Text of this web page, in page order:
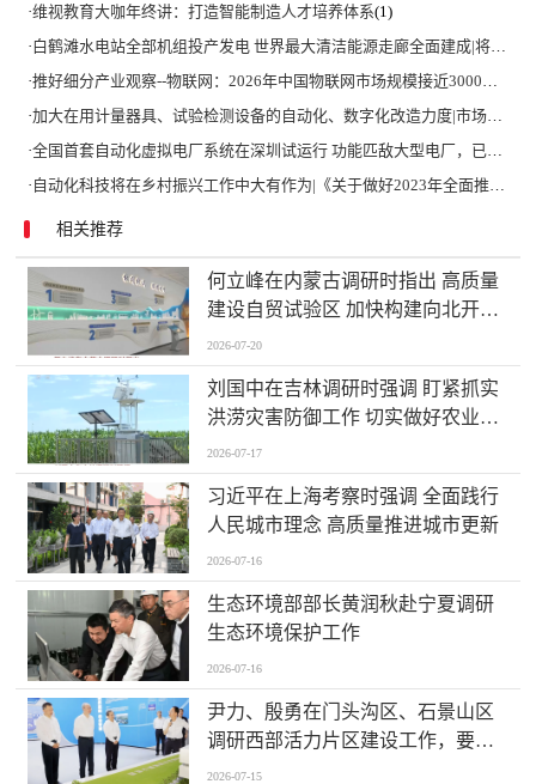
·维视教育大咖年终讲：打造智能制造人才培养体系(1)
·白鹤滩水电站全部机组投产发电 世界最大清洁能源走廊全面建成|将为建设新型能源体系、保障国家能源安全、实现“双碳”目标提供有力支撑
·推好细分产业观察--物联网：2026年中国物联网市场规模接近3000亿美元 智慧工厂、智慧城市、智慧电网等将占60%以上
·加大在用计量器具、试验检测设备的自动化、数字化改造力度|市场监管总局 工业和信息化部 关于促进企业计量能力提升的指导意见
·全国首套自动化虚拟电厂系统在深圳试运行 功能匹敌大型电厂，已入选国际典型案例
· 自动化科技将在乡村振兴工作中大有作为|《关于做好2023年全面推进乡村振兴重点工作的意见》发布
相关推荐
何立峰在内蒙古调研时指出 高质量
建设自贸试验区 加快构建向北开放
重要桥头堡
2026-07-20
刘国中在吉林调研时强调 盯紧抓实
洪涝灾害防御工作 切实做好农业防
灾减灾
2026-07-17
习近平在上海考察时强调 全面践行
人民城市理念 高质量推进城市更新
2026-07-16
生态环境部部长黄润秋赴宁夏调研
生态环境保护工作
2026-07-16
尹力、殷勇在门头沟区、石景山区
调研西部活力片区建设工作，要求
绘就“山水京西、活力永定”新图景
2026-07-15